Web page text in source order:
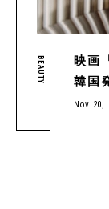
BEAUTY
映画
韓国
ルフ
Nov 20,